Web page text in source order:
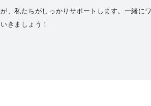
、私たちがしっかりサポートします。一緒にワ
きましょう！